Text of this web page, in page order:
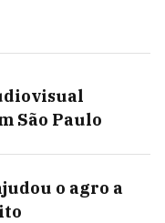
São Paulo
o agro a